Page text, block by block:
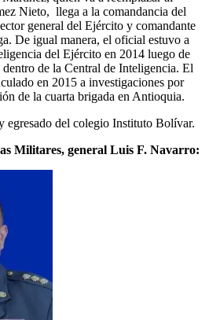
Nieto, llega a la comandancia del
general del Ejército y comandante
De igual manera, el oficial estuvo a
del Ejército en 2014 luego de
de la Central de Inteligencia. El
en 2015 a investigaciones por
de la cuarta brigada en Antioquia.
egresado del colegio Instituto Bolívar.
Militares, general Luis F. Navarro: